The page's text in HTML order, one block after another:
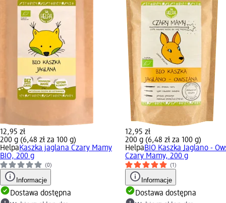
12,95 zł
200 g (6,48 zł za 100 g)
HelpaKaszka jaglana Czary Mamy
BIO, 200 g
(0)
Informacje
Dostawa dostępna
12,95 zł
200 g (6,48 zł za 100 g)
HelpaBIO Kaszka Jaglano -
Czary Mamy, 200 g
(1)
Informacje
Dostawa dostępna